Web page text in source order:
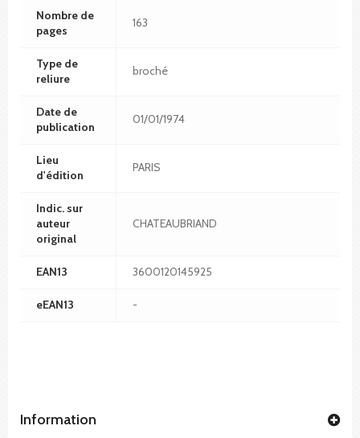
Nombre de
pages
163
Type de
reliure
broché
Date de
publication
01/01/1974
Lieu
d'édition
PARIS
Indic. sur
auteur
original
CHATEAUBRIAND
EAN13 3600120145925
eEAN13 -
Information